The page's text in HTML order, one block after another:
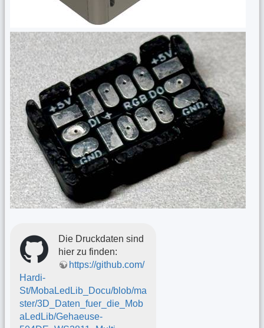
Die Druckdaten sind
hier zu finden:
https://github.com/
Hardi-
St/MobaLedLib_Docu/blob/ma
ster/3D_Daten_fuer_die_Mob
aLedLib/Gehaeuse-